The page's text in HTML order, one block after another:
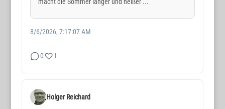
macht die Sommer länger und heißer ...
8/6/2026, 7:17:07 AM
0 1
Holger Reichard